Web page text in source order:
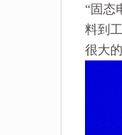
“固态
料到
很大